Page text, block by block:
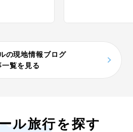
の現地情報ブログ
一覧を見る
ル旅行を探す